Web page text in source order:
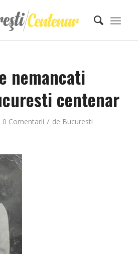
nemancati
centenar
0 Comentarii / de Bucuresti